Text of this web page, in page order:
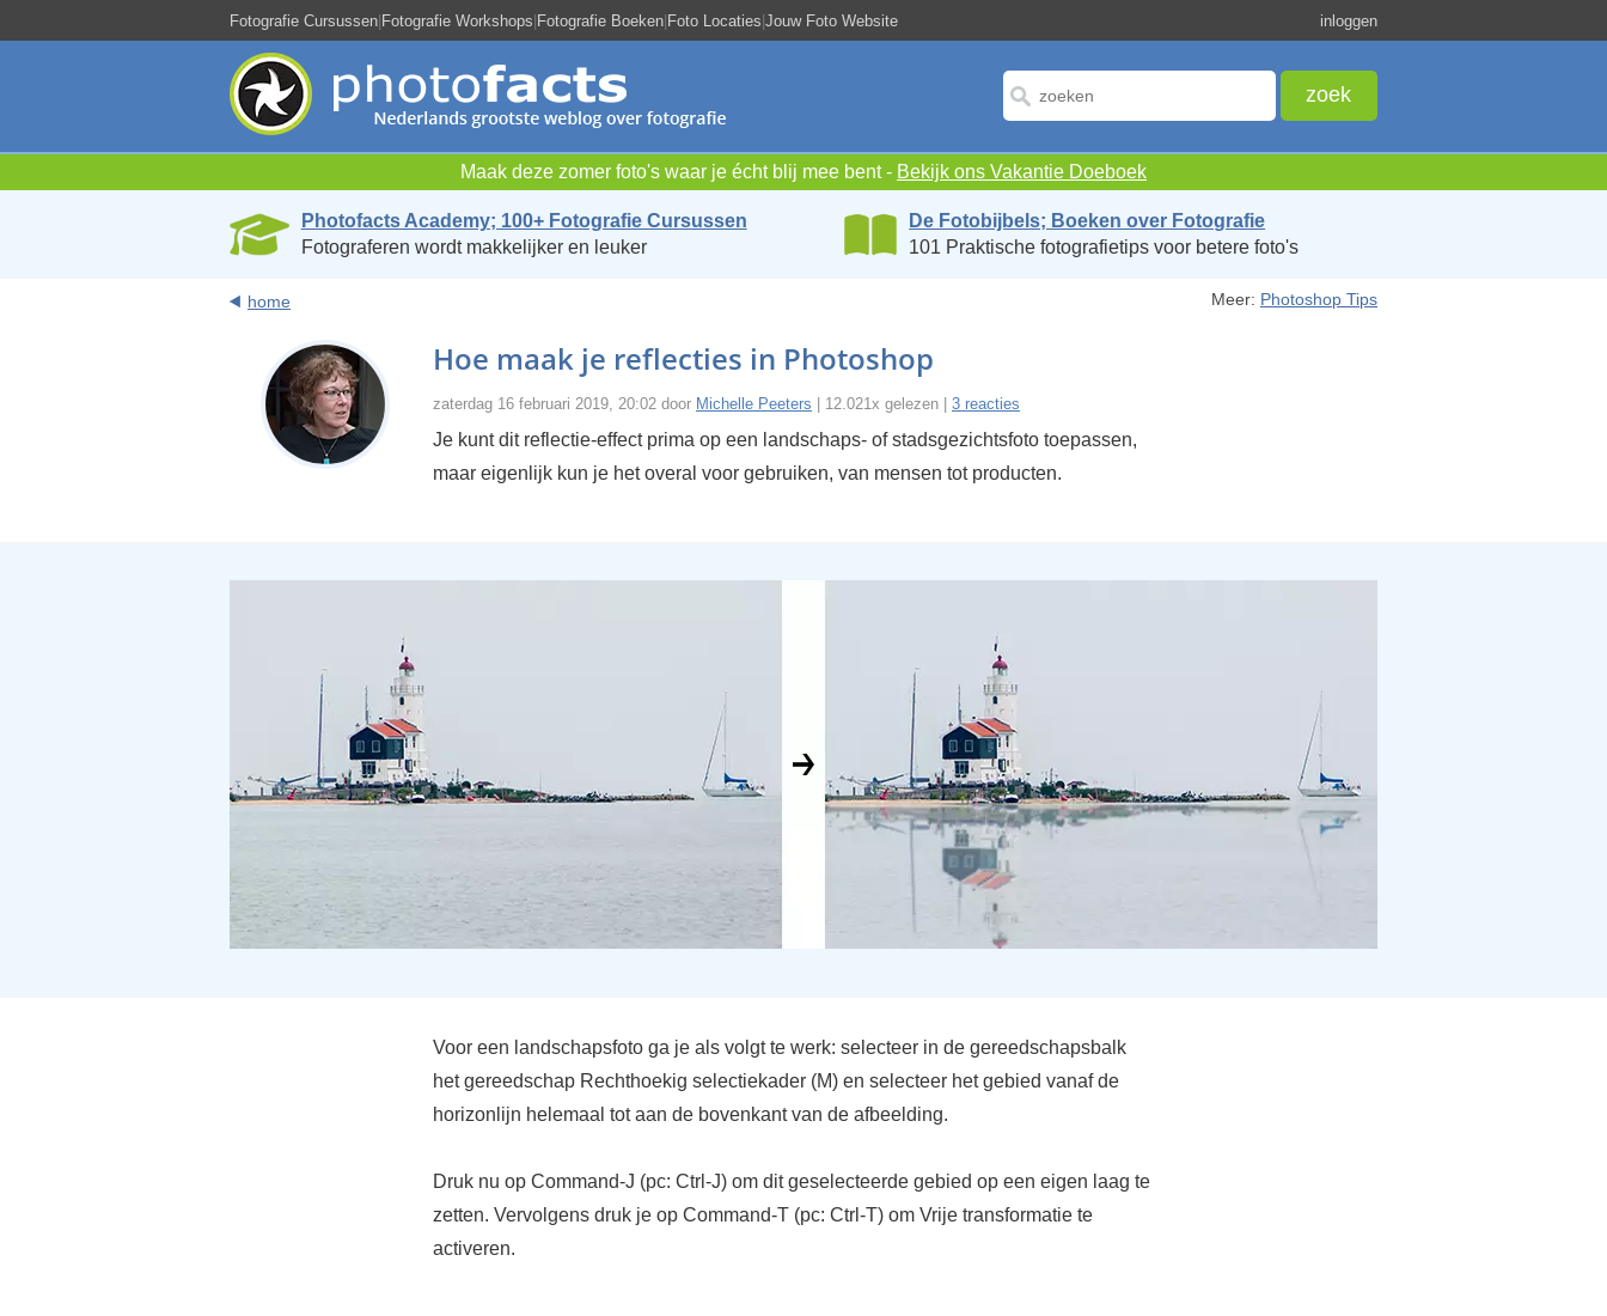
Fotografie Cursussen|Fotografie Workshops|Fotografie Boeken|Foto Locaties|Jouw Foto Website inloggen
Maak deze zomer foto's waar je écht blij mee bent - Bekijk ons Vakantie Doeboek
Photofacts Academy; 100+ Fotografie Cursussen
Fotograferen wordt makkelijker en leuker
De Fotobijbels; Boeken over Fotografie
101 Praktische fotografietips voor betere foto's
home Meer: Photoshop Tips
Hoe maak je reflecties in Photoshop
zaterdag 16 februari 2019, 20:02 door Michelle Peeters | 12.021x gelezen | 3 reacties
Je kunt dit reflectie-effect prima op een landschaps- of stadsgezichtsfoto toepassen,
maar eigenlijk kun je het overal voor gebruiken, van mensen tot producten.
Voor een landschapsfoto ga je als volgt te werk: selecteer in de gereedschapsbalk
het gereedschap Rechthoekig selectiekader (M) en selecteer het gebied vanaf de
horizonlijn helemaal tot aan de bovenkant van de afbeelding.
Druk nu op Command-J (pc: Ctrl-J) om dit geselecteerde gebied op een eigen laag te
zetten. Vervolgens druk je op Command-T (pc: Ctrl-T) om Vrije transformatie te
activeren.